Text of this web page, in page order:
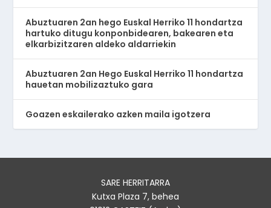
Abuztuaren 2an hego Euskal Herriko 11 hondartza
hartuko ditugu konponbidearen, bakearen eta
elkarbizitzaren aldeko aldarriekin
Abuztuaren 2an Hego Euskal Herriko 11 hondartza
hauetan mobilizaztuko gara
Goazen eskailerako azken maila igotzera
SARE HERRITARRA
Kutxa Plaza 7, behea